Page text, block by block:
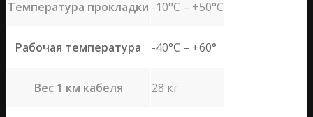
Температура прокладки -10°C – +50°C
Рабочая температура -40°C – +60°
Вес 1 км кабеля 28 кг